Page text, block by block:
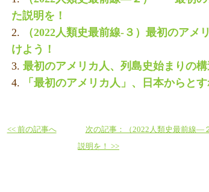
た説明を！
（2022人類史最前線-３）最初のア
けよう！
最初のアメリカ人、列島史始まりの構
「最初のアメリカ人」、日本からと
次の記事：（2022人類史最前線―
説明を！ >>
<< 前の記事へ